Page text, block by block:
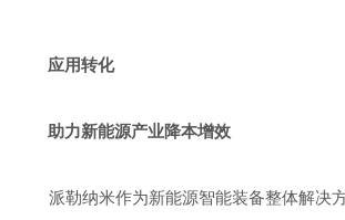
应用转化
助力新能源产业降本增效
派勒纳米作为新能源智能装备整体解决